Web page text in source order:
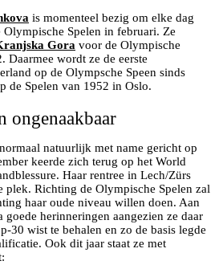
is momenteel bezig om elke dag
Spelen in februari. Ze
Gora voor de Olympische
Daarmee wordt ze de eerste
op de Olympsche Speen sinds
de Spelen van 1952 in Oslo.
ongenaakbaar
natuurlijk met name gericht op
keerde zich terug op het World
Haar rentree in Lech/Zürs
plek. Richting de Olympische Spelen zal
haar oude niveau willen doen. Aan
herinneringen aangezien ze daar
30 wist te behalen en zo de basis legde
Ook dit jaar staat ze met